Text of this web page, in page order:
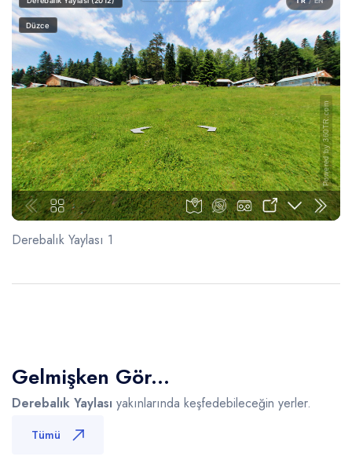
Derebalık Yaylası 1
Gelmişken Gör...
Derebalık Yaylası yakınlarında keşfedebileceğin yerler.
Tümü